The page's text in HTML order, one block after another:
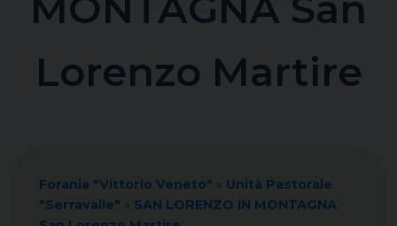
Lorenzo Martire
Forania "Vittorio Veneto" » Unità Pastorale
"Serravalle" » SAN LORENZO IN MONTAGNA